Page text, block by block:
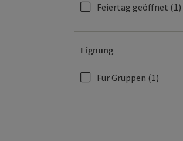
Feiertag geöffnet (1)
Eignung
Für Gruppen (1)